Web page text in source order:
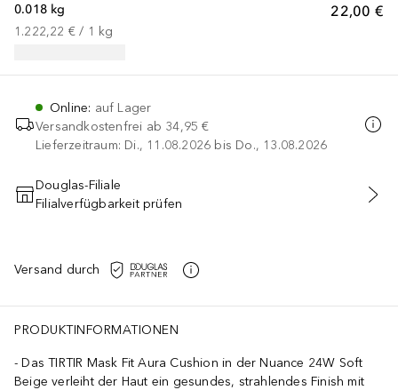
22,00 €
0.018 kg
1.222,22 € / 1 kg
Online: auf Lager
Versandkostenfrei ab 34,95 €
Lieferzeitraum: Di., 11.08.2026 bis Do., 13.08.2026
IN DEN WARENKORB
Douglas-Filiale
Filialverfügbarkeit prüfen
Versand durch
PRODUKTINFORMATIONEN
Das TIRTIR Mask Fit Aura Cushion in der Nuance 24W Soft
Beige verleiht der Haut ein gesundes, strahlendes Finish mit